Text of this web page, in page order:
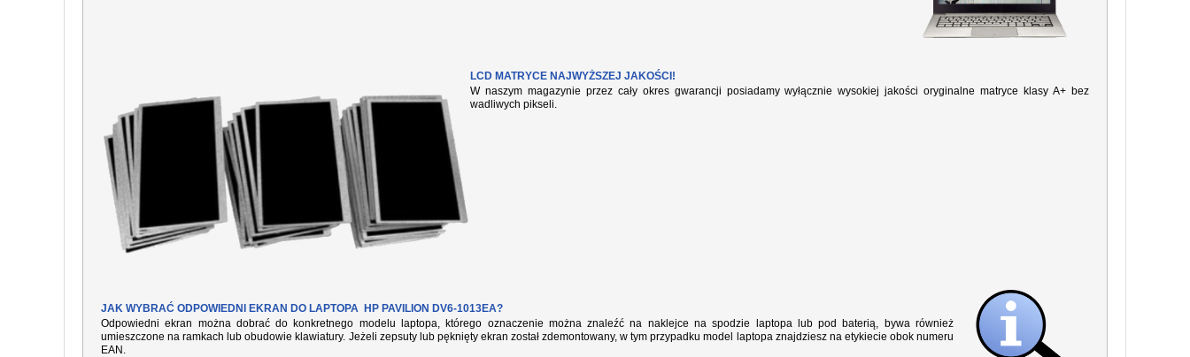
LCD MATRYCE NAJWYŻSZEJ JAKOŚCI!
W naszym magazynie przez cały okres gwarancji posiadamy wyłącznie wysokiej jakości oryginalne matryce klasy A+ bez
wadliwych pikseli.
JAK WYBRAĆ ODPOWIEDNI EKRAN DO LAPTOPA HP PAVILION DV6-1013EA?
Odpowiedni ekran można dobrać do konkretnego modelu laptopa, którego oznaczenie można znaleźć na naklejce na spodzie laptopa lub pod baterią, bywa również
umieszczone na ramkach lub obudowie klawiatury. Jeżeli zepsuty lub pęknięty ekran został zdemontowany, w tym przypadku model laptopa znajdziesz na etykiecie obok numeru
EAN.